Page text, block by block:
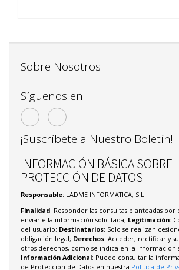
Sobre Nosotros
Síguenos en:
¡Suscríbete a Nuestro Boletín!
INFORMACIÓN BÁSICA SOBRE
PROTECCIÓN DE DATOS
Responsable: LADME INFORMATICA, S.L.
Finalidad: Responder las consultas planteadas por
enviarle la información solicitada; Legitimación:
del usuario; Destinatarios: Solo se realizan
obligación legal; Derechos: Acceder, rectificar y
otros derechos, como se indica en la información
Información Adicional: Puede consultar la
de Protección de Datos en nuestra Política de